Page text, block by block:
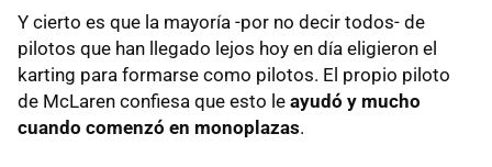
Y cierto es que la mayoría -por no decir todos- de
pilotos que han llegado lejos hoy en día eligieron el
karting para formarse como pilotos. El propio piloto
de McLaren confiesa que esto le ayudó y mucho
cuando comenzó en monoplazas.